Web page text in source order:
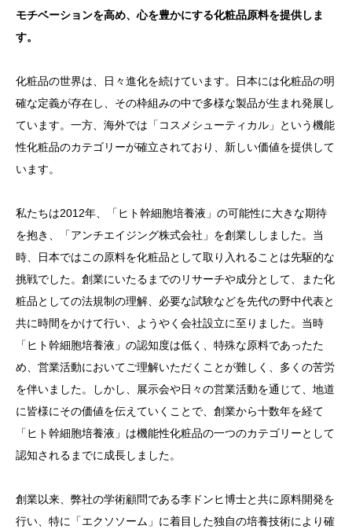
モチベーションを高め、心を豊かにする化粧品原料を提供しま
す。
化粧品の世界は、日々進化を続けています。日本には化粧品の明
確な定義が存在し、その枠組みの中で多様な製品が生まれ発展し
ています。一方、海外では「コスメシューティカル」という機能
性化粧品のカテゴリーが確立されており、新しい価値を提供して
います。
私たちは2012年、「ヒト幹細胞培養液」の可能性に大きな期待
を抱き、「アンチエイジング株式会社」を創業ししました。当
時、日本ではこの原料を化粧品として取り入れることは先駆的な
挑戦でした。創業にいたるまでのリサーチや成分として、また化
粧品としての法規制の理解、必要な試験などを先代の野中代表と
共に時間をかけて行い、ようやく会社設立に至りました。当時
「ヒト幹細胞培養液」の認知度は低く、特殊な原料であったた
め、営業活動においてご理解いただくことが難しく、多くの苦労
を伴いました。しかし、展示会や日々の営業活動を通じて、地道
に皆様にその価値を伝えていくことで、創業から十数年を経て
「ヒト幹細胞培養液」は機能性化粧品の一つのカテゴリーとして
認知されるまでに成長しました。
創業以来、弊社の学術顧問である李ドンヒ博士と共に原料開発を
行い、特に「エクソソーム」に着目した独自の培養技術により確